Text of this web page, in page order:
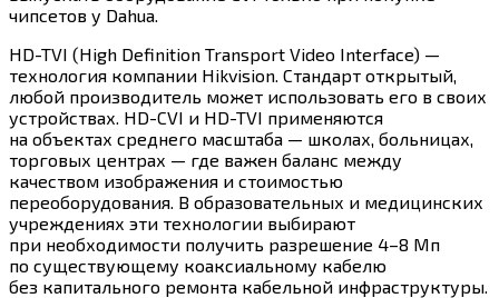
чипсетов у Dahua.
HD-TVI (High Definition Transport Video Interface) —
технология компании Hikvision. Стандарт открытый,
любой производитель может использовать его в своих
устройствах. HD-CVI и HD-TVI применяются
на объектах среднего масштаба — школах, больницах,
торговых центрах — где важен баланс между
качеством изображения и стоимостью
переоборудования. В образовательных и медицинских
учреждениях эти технологии выбирают
при необходимости получить разрешение 4–8 Мп
по существующему коаксиальному кабелю
без капитального ремонта кабельной инфраструктуры.